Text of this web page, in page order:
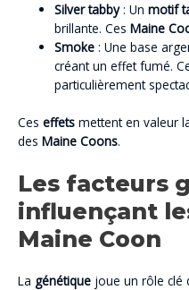
Silver tabby: Unmotif
brillante. CesMaine
Smoke : Une base
créant un effet fumé.
particulièrement
Ces effets mettent en valeur
des Maine Coons.
Les facteurs
influençant
Maine Coon
La génétique joue un rôle clé